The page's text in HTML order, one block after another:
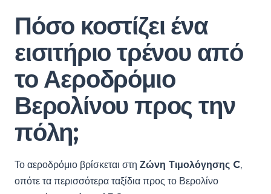
Πόσο κοστίζει ένα
εισιτήριο τρένου από
το Αεροδρόμιο
Βερολίνου προς την
πόλη;
Το αεροδρόμιο βρίσκεται στη Ζώνη Τιμολόγησης C,
οπότε τα περισσότερα ταξίδια προς το Βερολίνο